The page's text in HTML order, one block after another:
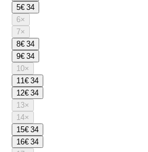
5€ 34
6×
7×
8€ 34
9€ 34
10×
11€ 34
12€ 34
13×
14×
15€ 34
16€ 34